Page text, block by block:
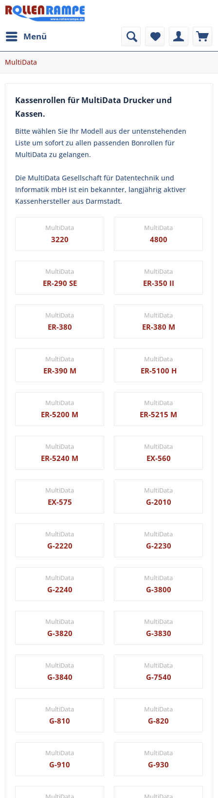
Menü
MultiData
Kassenrollen für MultiData Drucker und
Kassen.
Bitte wählen Sie Ihr Modell aus der untenstehenden
Liste um sofort zu allen passenden Bonrollen für
MultiData zu gelangen.
Die MultiData Gesellschaft für Datentechnik und
Informatik mbH ist ein bekannter, langjährig aktiver
Kassenhersteller aus Darmstadt.
MultiData
3220
MultiData
4800
MultiData
ER-290 SE
MultiData
ER-350 II
MultiData
ER-380
MultiData
ER-380 M
MultiData
ER-390 M
MultiData
ER-5100 H
MultiData
ER-5200 M
MultiData
ER-5215 M
MultiData
ER-5240 M
MultiData
EX-560
MultiData
EX-575
MultiData
G-2010
MultiData
G-2220
MultiData
G-2230
MultiData
G-2240
MultiData
G-3800
MultiData
G-3820
MultiData
G-3830
MultiData
G-3840
MultiData
G-7540
MultiData
G-810
MultiData
G-820
MultiData
G-910
MultiData
G-930